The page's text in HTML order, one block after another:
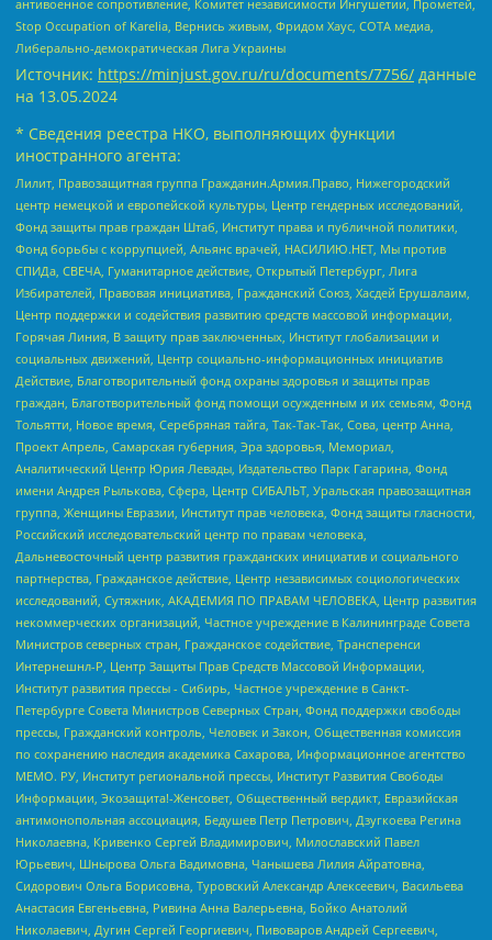
антивоенное сопротивление, Комитет независимости Ингушетии, Прометей,
Stop Occupation of Karelia, Вернись живым, Фридом Хаус, СОТА медиа,
Либерально-демократическая Лига Украины
Источник: https://minjust.gov.ru/ru/documents/7756/ данные
на 13.05.2024
* Сведения реестра НКО, выполняющих функции
иностранного агента:
Лилит, Правозащитная группа Гражданин.Армия.Право, Нижегородский
центр немецкой и европейской культуры, Центр гендерных исследований,
Фонд защиты прав граждан Штаб, Институт права и публичной политики,
Фонд борьбы с коррупцией, Альянс врачей, НАСИЛИЮ.НЕТ, Мы против
СПИДа, СВЕЧА, Гуманитарное действие, Открытый Петербург, Лига
Избирателей, Правовая инициатива, Гражданский Союз, Хасдей Ерушалаим,
Центр поддержки и содействия развитию средств массовой информации,
Горячая Линия, В защиту прав заключенных, Институт глобализации и
социальных движений, Центр социально-информационных инициатив
Действие, Благотворительный фонд охраны здоровья и защиты прав
граждан, Благотворительный фонд помощи осужденным и их семьям, Фонд
Тольятти, Новое время, Серебряная тайга, Так-Так-Так, Сова, центр Анна,
Проект Апрель, Самарская губерния, Эра здоровья, Мемориал,
Аналитический Центр Юрия Левады, Издательство Парк Гагарина, Фонд
имени Андрея Рылькова, Сфера, Центр СИБАЛЬТ, Уральская правозащитная
группа, Женщины Евразии, Институт прав человека, Фонд защиты гласности,
Российский исследовательский центр по правам человека,
Дальневосточный центр развития гражданских инициатив и социального
партнерства, Гражданское действие, Центр независимых социологических
исследований, Сутяжник, АКАДЕМИЯ ПО ПРАВАМ ЧЕЛОВЕКА, Центр развития
некоммерческих организаций, Частное учреждение в Калининграде Совета
Министров северных стран, Гражданское содействие, Трансперенси
Интернешнл-Р, Центр Защиты Прав Средств Массовой Информации,
Институт развития прессы - Сибирь, Частное учреждение в Санкт-
Петербурге Совета Министров Северных Стран, Фонд поддержки свободы
прессы, Гражданский контроль, Человек и Закон, Общественная комиссия
по сохранению наследия академика Сахарова, Информационное агентство
МЕМО. РУ, Институт региональной прессы, Институт Развития Свободы
Информации, Экозащита!-Женсовет, Общественный вердикт, Евразийская
антимонопольная ассоциация, Бедушев Петр Петрович, Дзугкоева Регина
Николаевна, Кривенко Сергей Владимирович, Милославский Павел
Юрьевич, Шнырова Ольга Вадимовна, Чанышева Лилия Айратовна,
Сидорович Ольга Борисовна, Туровский Александр Алексеевич, Васильева
Анастасия Евгеньевна, Ривина Анна Валерьевна, Бойко Анатолий
Николаевич, Дугин Сергей Георгиевич, Пивоваров Андрей Сергеевич,